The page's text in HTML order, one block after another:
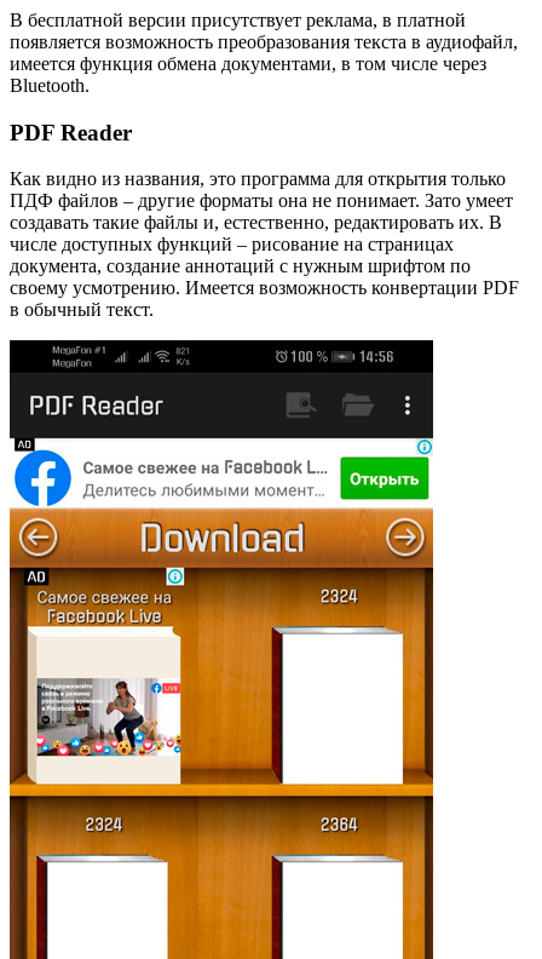
В бесплатной версии присутствует реклама, в платной
появляется возможность преобразования текста в аудиофайл,
имеется функция обмена документами, в том числе через
Bluetooth.
PDF Reader
Как видно из названия, это программа для открытия только
ПДФ файлов – другие форматы она не понимает. Зато умеет
создавать такие файлы и, естественно, редактировать их. В
числе доступных функций – рисование на страницах
документа, создание аннотаций с нужным шрифтом по
своему усмотрению. Имеется возможность конвертации PDF
в обычный текст.